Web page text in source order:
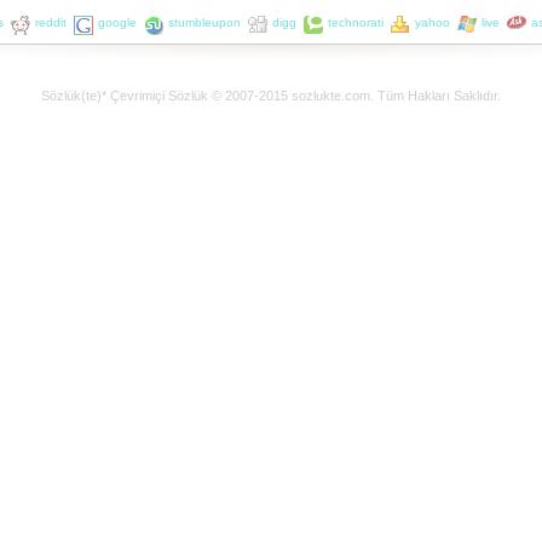
reddit google stumbleupon digg technorati yahoo live
Sözlük(te)* Çevrimiçi Sözlük © 2007-2015 sozlukte.com. Tüm Hakları Saklıdır.